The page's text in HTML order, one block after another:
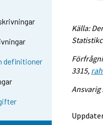
definitioner
Källa:
3315,